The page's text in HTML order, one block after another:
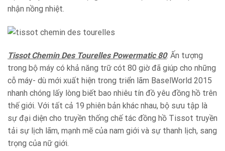
nhận nồng nhiệt.
Tissot Chemin Des Tourelles Powermatic 80: Ấn tượng
trong bộ máy có khả năng trữ cót 80 giờ đã giúp cho những
cỗ máy- dù mới xuất hiện trong triển lãm BaselWorld 2015
nhanh chóng lấy lòng biết bao nhiêu tín đồ yêu đồng hồ trên
thế giới. Với tất cả 19 phiên bản khác nhau, bộ sưu tập là
sự đại diện cho truyền thống chế tác đồng hồ Tissot truyền
tải sự lịch lãm, mạnh mẽ của nam giới và sự thanh lịch, sang
trọng của nữ giới.